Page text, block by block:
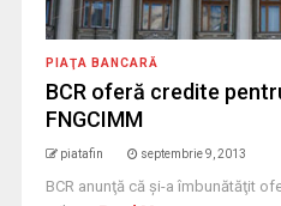
PIAŢA BANCARĂ
BCR oferă credite
FNGCIMM
piatafin septembrie 9, 2013
BCR anunţă că şi-a îmbunătăţit